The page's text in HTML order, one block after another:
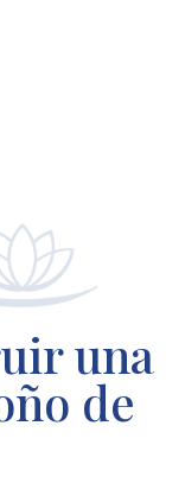
una
de